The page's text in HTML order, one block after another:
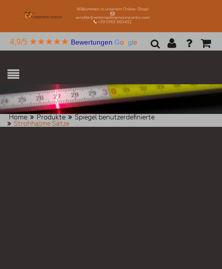
Willkommen in unserem Online-Shop!
vendite@vetreriadimensionevetro.com
+39 0163 560432
4,9/5 ★★★★★ Bewertungen Google
Home Produkte
Spiegel benutzerdefinierte
Strohhalme Sätze